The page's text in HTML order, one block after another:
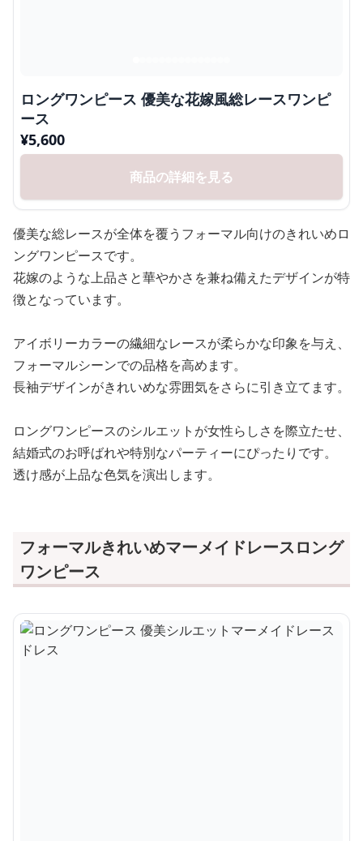
ロングワンピース 優美な花嫁風総レースワンピ
ース
¥5,600
商品の詳細を見る
優美な総レースが全体を覆うフォーマル向けのきれいめロ
ングワンピースです。
花嫁のような上品さと華やかさを兼ね備えたデザインが特
徴となっています。
アイボリーカラーの繊細なレースが柔らかな印象を与え、
フォーマルシーンでの品格を高めます。
長袖デザインがきれいめな雰囲気をさらに引き立てます。
ロングワンピースのシルエットが女性らしさを際立たせ、
結婚式のお呼ばれや特別なパーティーにぴったりです。
透け感が上品な色気を演出します。
フォーマルきれいめマーメイドレースロング
ワンピース